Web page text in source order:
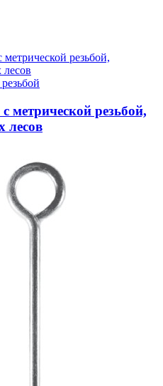
резьбой,
лесов
резьбой,
лесов